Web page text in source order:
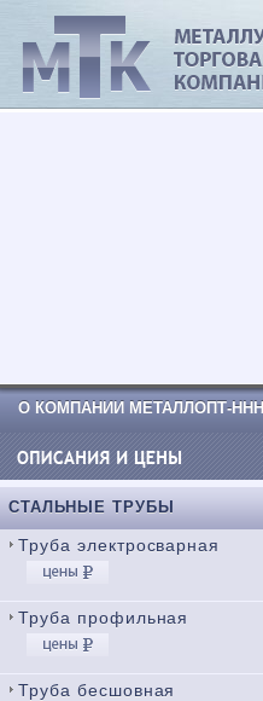
О КОМПАНИИ МЕТАЛЛОПТ-ННН
КОНТАКТНАЯ ИНФОРМАЦИЯ
СТАЛЬНЫЕ ТРУБЫ
Труба электросварная
Труба профильная
Труба бесшовная